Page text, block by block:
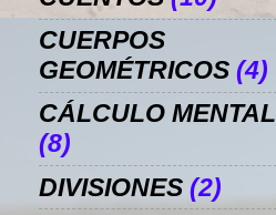
CUERPOS
GEOMÉTRICOS (4)
CÁLCULO MENTAL
(8)
DIVISIONES (2)